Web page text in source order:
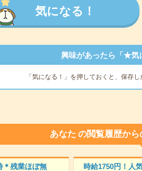
気になる！
興味があったら「★気
「気になる！」を押しておくと、保存し
あなた の閲覧履歴か
＊残業ほぼ無
時給1750円！人